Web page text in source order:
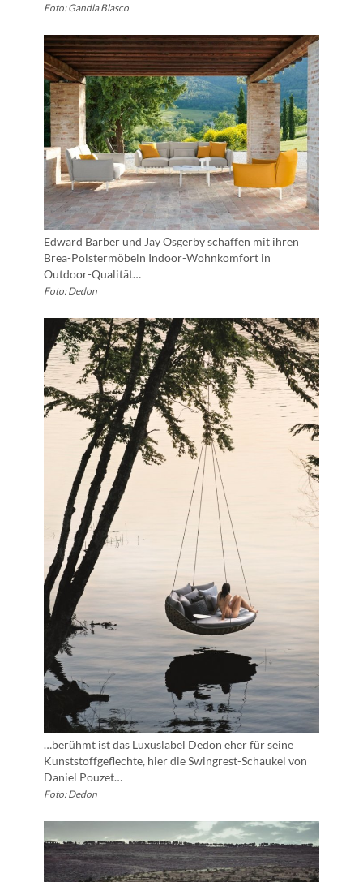
Foto: Gandia Blasco
Edward Barber und Jay Osgerby schaffen mit ihren
Brea-Polstermöbeln Indoor-Wohnkomfort in
Outdoor-Qualität…
Foto: Dedon
…berühmt ist das Luxuslabel Dedon eher für seine
Kunststoffgeflechte, hier die Swingrest-Schaukel von
Daniel Pouzet…
Foto: Dedon